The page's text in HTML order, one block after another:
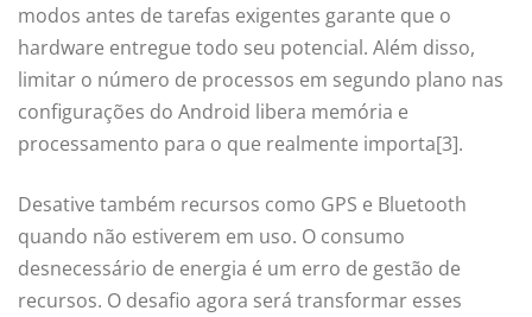
modos antes de tarefas exigentes garante que o
hardware entregue todo seu potencial. Além disso,
limitar o número de processos em segundo plano nas
configurações do Android libera memória e
processamento para o que realmente importa[3].
Desative também recursos como GPS e Bluetooth
quando não estiverem em uso. O consumo
desnecessário de energia é um erro de gestão de
recursos. O desafio agora será transformar esses